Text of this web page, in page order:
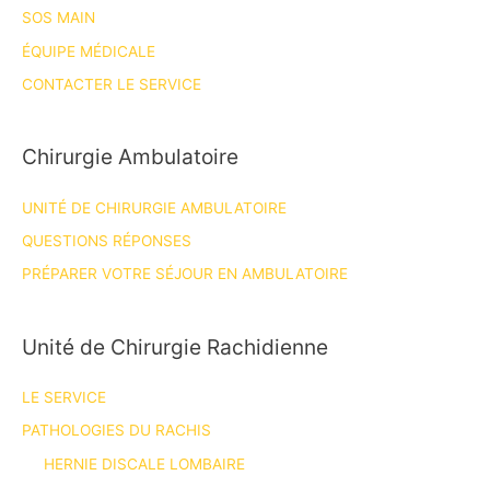
SOS MAIN
ÉQUIPE MÉDICALE
CONTACTER LE SERVICE
Chirurgie Ambulatoire
UNITÉ DE CHIRURGIE AMBULATOIRE
QUESTIONS RÉPONSES
PRÉPARER VOTRE SÉJOUR EN AMBULATOIRE
Unité de Chirurgie Rachidienne
LE SERVICE
PATHOLOGIES DU RACHIS
HERNIE DISCALE LOMBAIRE